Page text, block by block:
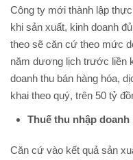
Công ty mới thành lập
khi sản xuất, kinh doanh
theo sẽ căn cứ theo mức
năm dương lịch trước liền
doanh thu bán hàng hóa,
khai theo quý, trên 50 tỷ
Thuế thu nhập doanh
Căn cứ vào kết quả sản